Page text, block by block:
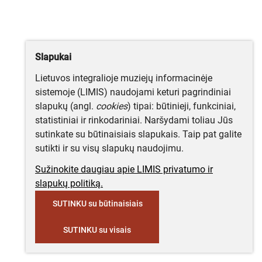
Slapukai
Lietuvos integralioje muziejų informacinėje
sistemoje (LIMIS) naudojami keturi pagrindiniai
slapukų (angl. cookies) tipai: būtinieji, funkciniai,
statistiniai ir rinkodariniai. Naršydami toliau Jūs
sutinkate su būtinaisiais slapukais. Taip pat galite
sutikti ir su visų slapukų naudojimu.
Sužinokite daugiau apie LIMIS privatumo ir
slapukų politiką.
SUTINKU su būtinaisiais
SUTINKU su visais